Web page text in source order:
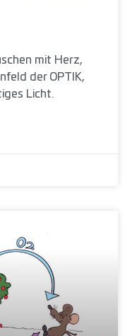
mit Herz,
der OPTIK,
Licht.